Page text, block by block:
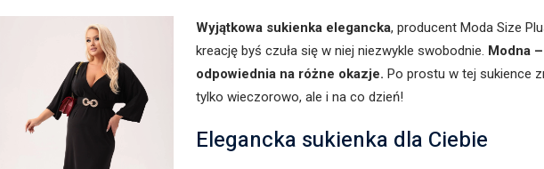
Wyjątkowa sukienka elegancka, producent Moda Size
kreację byś czuła się w niej niezwykle swobodnie. Modna
odpowiednia na różne okazje. Po prostu w tej sukience
tylko wieczorowo, ale i na co dzień!
Elegancka sukienka dla Ciebie